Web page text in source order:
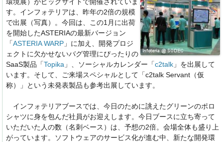
す。インフォテリアは、昨年の2倍の規模
で出展（写真）。今回は、この1月に出荷
を開始したASTERIAの最新バージョン
「ASTERIA WARP 」に加え、開発プロジ
ェクトに欠かせないバグ管理にぴったりの
SaaS製品「Topika 」、ソーシャルカレンダー「c2talk 」を出展して
います。そして、ご来場スペシャルとして「c2talk Servant（仮
称）」という未発表製品も参考出展しています。
インフォテリアブースでは、今日のために誂えたグリーンのポロ
シャツに身を包んだ社員がお迎えします。今日ブースに立ち寄って
いただいた人の数（名刺ベース）は、予想の2倍。会場全体も盛り上
がっています。ソフトウェアのサービス化が進む中、新たな開発環